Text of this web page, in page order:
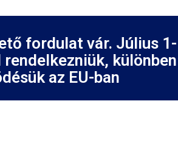
fordulat vár. Július 1-
különben
az EU-ban